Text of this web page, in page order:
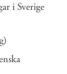
i Sverige